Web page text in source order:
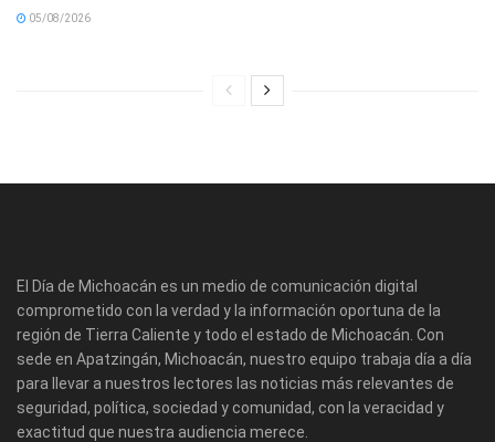
05/08/2026
El Día de Michoacán es un medio de comunicación digital
comprometido con la verdad y la información oportuna de la
región de Tierra Caliente y todo el estado de Michoacán. Con
sede en Apatzingán, Michoacán, nuestro equipo trabaja día a día
para llevar a nuestros lectores las noticias más relevantes de
seguridad, política, sociedad y comunidad, con la veracidad y
exactitud que nuestra audiencia merece.